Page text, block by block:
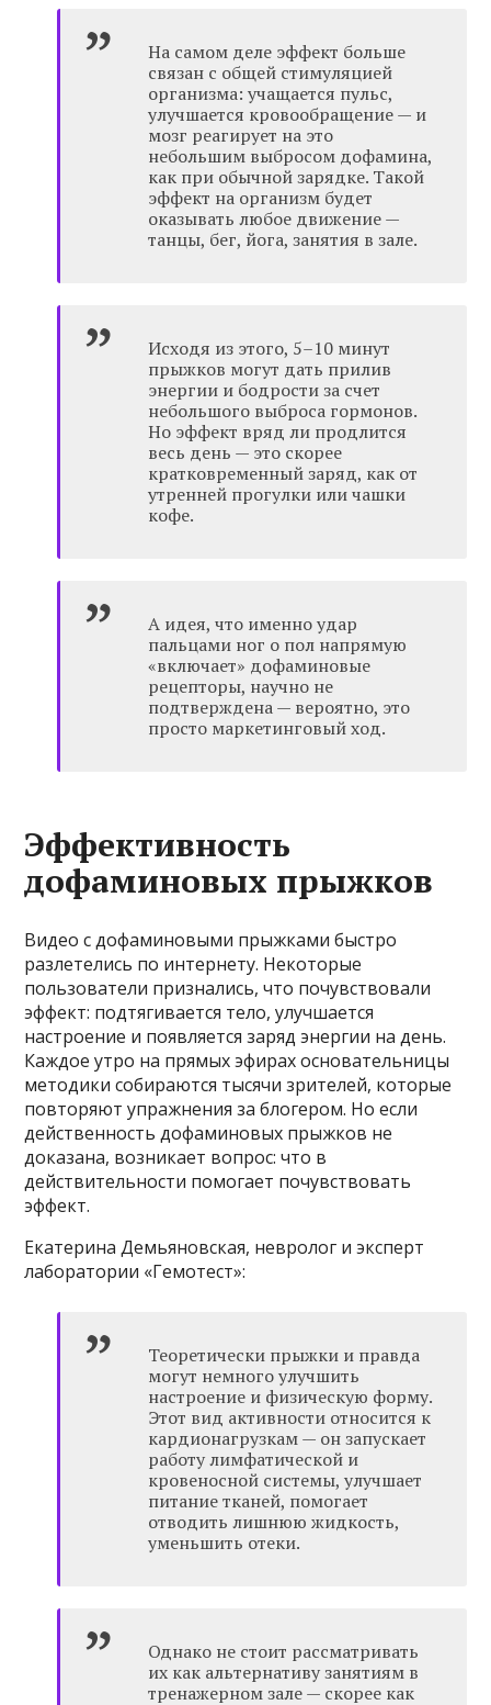
На самом деле эффект больше
связан с общей стимуляцией
организма: учащается пульс,
улучшается кровообращение — и
мозг реагирует на это
небольшим выбросом дофамина,
как при обычной зарядке. Такой
эффект на организм будет
оказывать любое движение —
танцы, бег, йога, занятия в зале.
Исходя из этого, 5–10 минут
прыжков могут дать прилив
энергии и бодрости за счет
небольшого выброса гормонов.
Но эффект вряд ли продлится
весь день — это скорее
кратковременный заряд, как от
утренней прогулки или чашки
кофе.
А идея, что именно удар
пальцами ног о пол напрямую
«включает» дофаминовые
рецепторы, научно не
подтверждена — вероятно, это
просто маркетинговый ход.
Эффективность
дофаминовых прыжков
Видео с дофаминовыми прыжками быстро
разлетелись по интернету. Некоторые
пользователи признались, что почувствовали
эффект: подтягивается тело, улучшается
настроение и появляется заряд энергии на день.
Каждое утро на прямых эфирах основательницы
методики собираются тысячи зрителей, которые
повторяют упражнения за блогером. Но если
действенность дофаминовых прыжков не
доказана, возникает вопрос: что в
действительности помогает почувствовать
эффект.
Екатерина Демьяновская, невролог и эксперт
лаборатории «Гемотест»:
Теоретически прыжки и правда
могут немного улучшить
настроение и физическую форму.
Этот вид активности относится к
кардионагрузкам — он запускает
работу лимфатической и
кровеносной системы, улучшает
питание тканей, помогает
отводить лишнюю жидкость,
уменьшить отеки.
Однако не стоит рассматривать
их как альтернативу занятиям в
тренажерном зале — скорее как